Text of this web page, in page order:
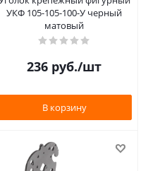
УКФ 105-105-100-У черный
матовый
236 руб./шт
В корзину